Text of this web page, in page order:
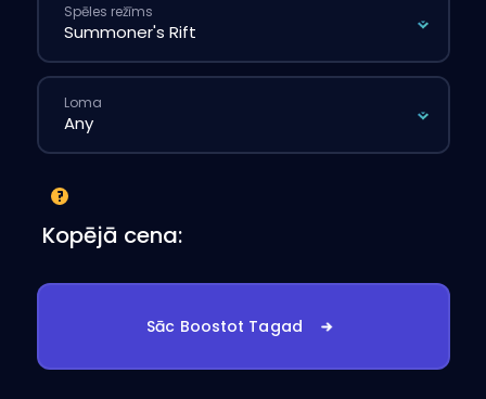
Spēles režīms
Loma
Kopējā cena:
Sāc Boostot Tagad